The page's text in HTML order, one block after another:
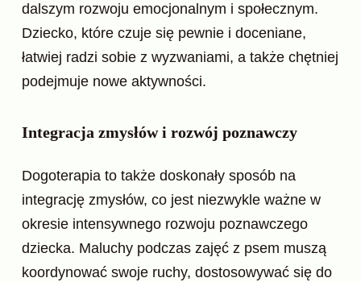
dalszym rozwoju emocjonalnym i społecznym.
Dziecko, które czuje się pewnie i doceniane,
łatwiej radzi sobie z wyzwaniami, a także chętniej
podejmuje nowe aktywności.
Integracja zmysłów i rozwój poznawczy
Dogoterapia to także doskonały sposób na
integrację zmysłów, co jest niezwykle ważne w
okresie intensywnego rozwoju poznawczego
dziecka. Maluchy podczas zajęć z psem muszą
koordynować swoje ruchy, dostosowywać się do